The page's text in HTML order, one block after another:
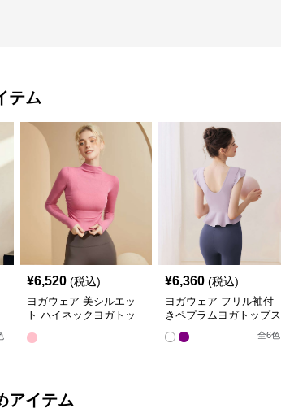
テム
¥6,520 (税込)
ヨガウェア 美シルエッ
ト ハイネックヨガトッ
¥6,360 (税込)
ヨガウェア フリル袖付
きペプラムヨガトップス
全6色
アイテム